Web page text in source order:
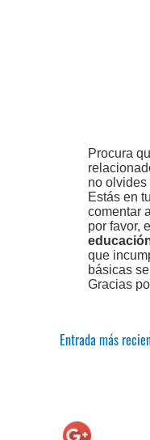
Procura
no olvides
Estás en
comentar
por favor,
que
básicas
Gracias
Entrada más